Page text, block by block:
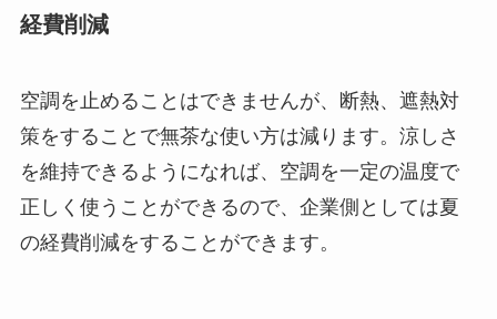
経費削減
空調を止めることはできませんが、断熱、遮熱対
策をすることで無茶な使い方は減ります。涼しさ
を維持できるようになれば、空調を一定の温度で
正しく使うことができるので、企業側としては夏
の経費削減をすることができます。